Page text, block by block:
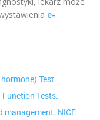
e-
Test.
Tests.
management. NICE